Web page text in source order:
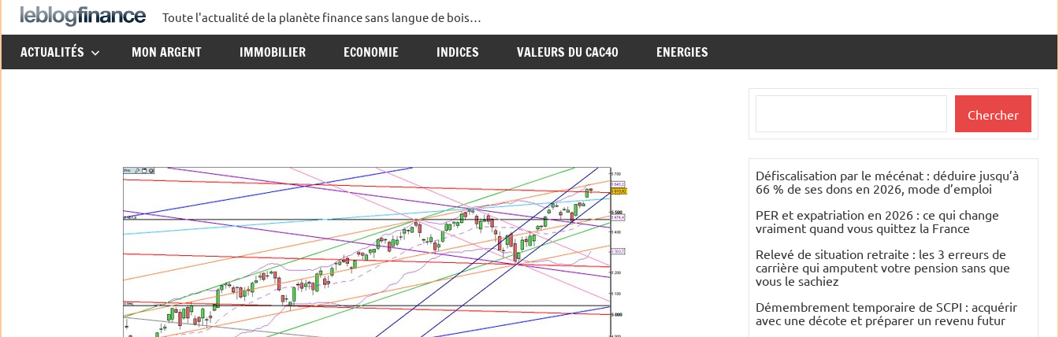
Aller
au
contenu
Le
Blog
Toute l'actualité de la planète finance sans langue de bois…
ACTUALITÉS MON ARGENT IMMOBILIER ECONOMIE INDICES VALEURS DU CAC40 ENERGIES
Chercher
Défiscalisation par le mécénat : déduire jusqu’à
66 % de ses dons en 2026, mode d’emploi
PER et expatriation en 2026 : ce qui change
vraiment quand vous quittez la France
Relevé de situation retraite : les 3 erreurs de
carrière qui amputent votre pension sans que
vous le sachiez
Démembrement temporaire de SCPI : acquérir
avec une décote et préparer un revenu futur